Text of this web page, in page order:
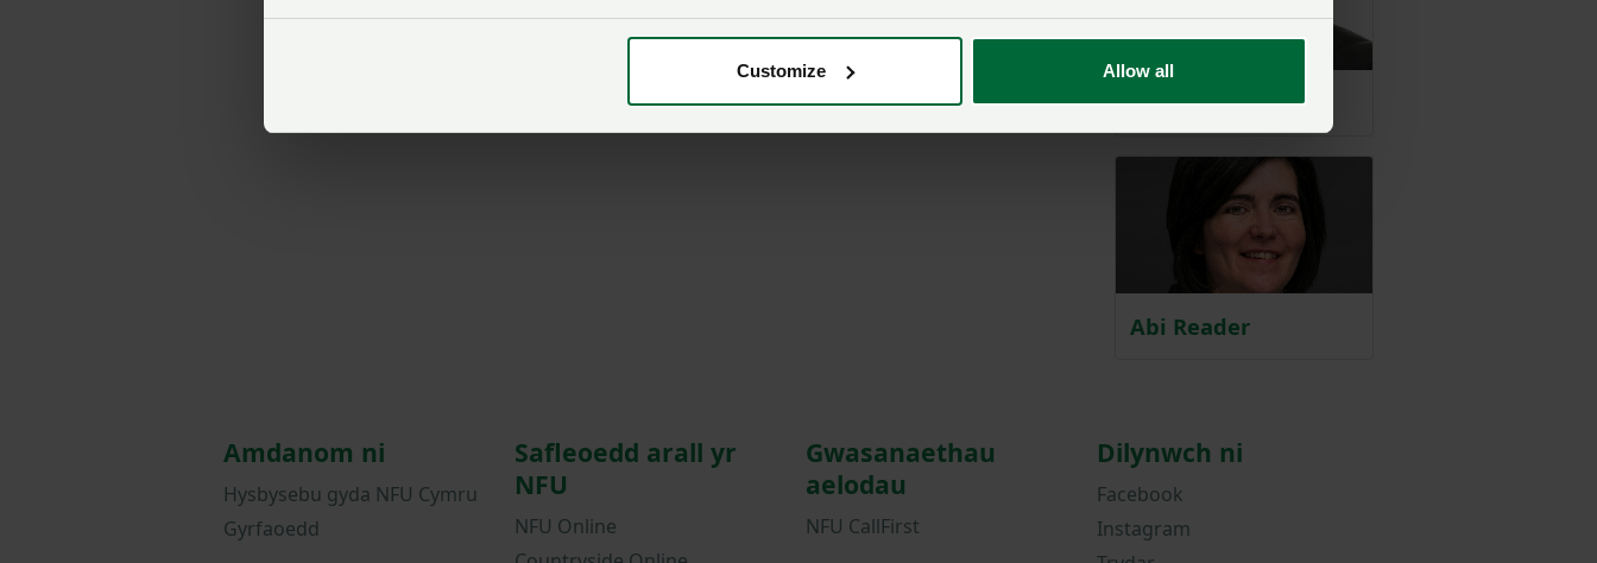
Customize Allow all
Huw Thomas
Abi Reader
Amdanom ni
Hysbysebu gyda NFU Cymru
Gyrfaoedd
Safleoedd arall yr
NFU
NFU Online
Gwasanaethau
aelodau
NFU CallFirst
Dilynwch ni
Facebook
Instagram